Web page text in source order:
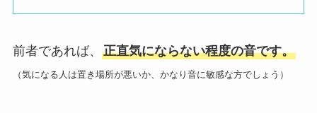
前者であれば、 正直気にならない程度の音です。
（気になる人は置き場所が悪いか、かなり音に敏感な方でしょう）